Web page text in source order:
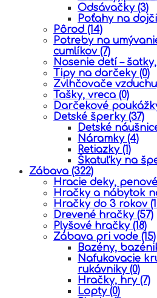
Odsávačky (3)
Poťahy na
Pôrod (14)
Potreby na
cumlíkov (7)
Nosenie detí –
Tipy na darčeky (0)
Zvlhčovače
Tašky, vreca (0)
Darčekové
Detské šperky (37)
Detské
Náramky (4)
Retiazky (1)
Škatuľky na
Zábava (322)
Hracie deky,
Hračky a nábytok
Hračky do 3 rokov
Drevené hračky (57)
Plyšové hračky (18)
Zábava pri vode (15)
Bazény,
Nafukovacie
rukávniky (0)
Hračky, hry (7)
Lopty (0)